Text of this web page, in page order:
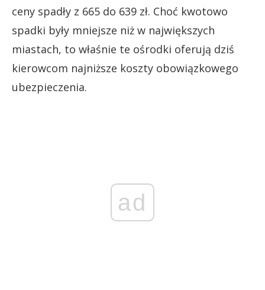
ceny spadły z 665 do 639 zł. Choć kwotowo
spadki były mniejsze niż w największych
miastach, to właśnie te ośrodki oferują dziś
kierowcom najniższe koszty obowiązkowego
ubezpieczenia.
ad